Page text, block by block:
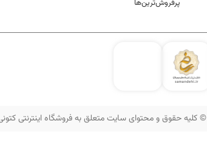
پرفروش‌ترین‌ها
© کلیه حقوق و محتوای سایت متعلق به فروشگاه اینترنتی کتونی استور